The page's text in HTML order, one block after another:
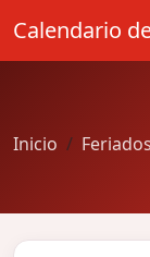
Calendario
Inicio